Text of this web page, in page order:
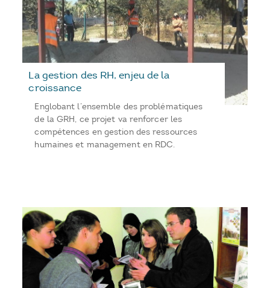
La gestion des RH, enjeu de la
croissance
Englobant l’ensemble des problématiques
de la GRH, ce projet va renforcer les
compétences en gestion des ressources
humaines et management en RDC.